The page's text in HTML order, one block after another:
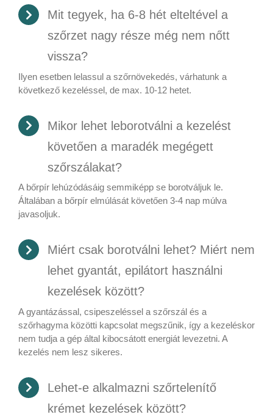
Mit tegyek, ha 6-8 hét elteltével a
szőrzet nagy része még nem nőtt
vissza?
Ilyen esetben lelassul a szőrnövekedés, várhatunk a
következő kezeléssel, de max. 10-12 hetet.
Mikor lehet leborotválni a kezelést
követően a maradék megégett
szőrszálakat?
A bőrpír lehúzódásáig semmiképp se borotváljuk le.
Általában a bőrpír elmúlását követően 3-4 nap múlva
javasoljuk.
Miért csak borotválni lehet? Miért nem
lehet gyantát, epilátort használni
kezelések között?
A gyantázással, csipeszeléssel a szőrszál és a
szőrhagyma közötti kapcsolat megszűnik, így a kezeléskor
nem tudja a gép által kibocsátott energiát levezetni. A
kezelés nem lesz sikeres.
Lehet-e alkalmazni szőrtelenítő
krémet kezelések között?